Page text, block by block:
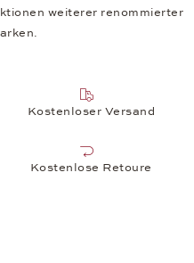
weiterer renommierter
Kostenloser Versand
Kostenlose Retoure